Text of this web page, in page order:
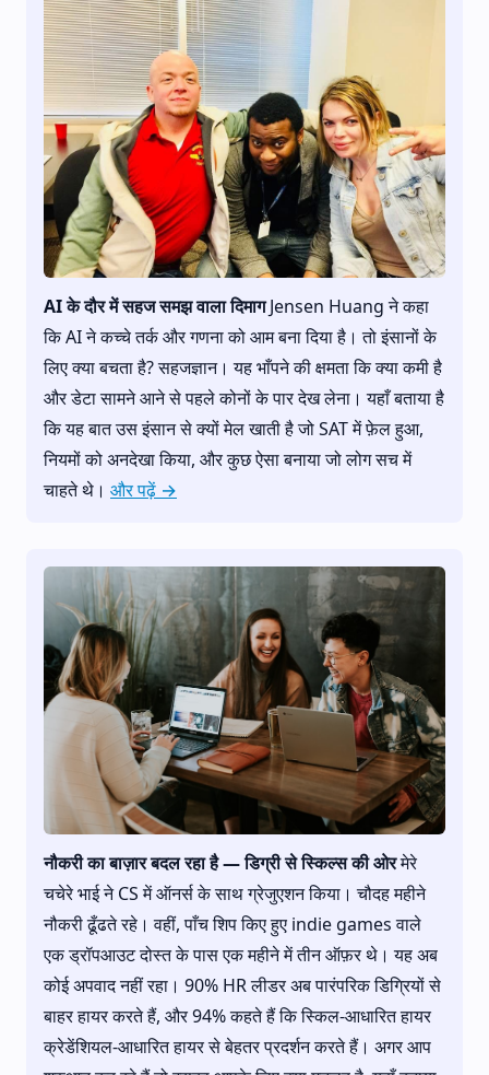
AI के दौर में सहज समझ वाला दिमागJensen Huang ने कहा
कि AI ने कच्चे तर्क और गणना को आम बना दिया है। तो इंसानों के
लिए क्या बचता है? सहजज्ञान। यह भाँपने की क्षमता कि क्या कमी है
और डेटा सामने आने से पहले कोनों के पार देख लेना। यहाँ बताया है
कि यह बात उस इंसान से क्यों मेल खाती है जो SAT में फ़ेल हुआ,
नियमों को अनदेखा किया, और कुछ ऐसा बनाया जो लोग सच में
चाहते थे। और पढ़ें →
नौकरी का बाज़ार बदल रहा है — डिग्री से स्किल्स की ओरमेरे
चचेरे भाई ने CS में ऑनर्स के साथ ग्रेजुएशन किया। चौदह महीने
नौकरी ढूँढते रहे। वहीं, पाँच शिप किए हुए indie games वाले
एक ड्रॉपआउट दोस्त के पास एक महीने में तीन ऑफ़र थे। यह अब
कोई अपवाद नहीं रहा। 90% HR लीडर अब पारंपरिक डिग्रियों से
बाहर हायर करते हैं, और 94% कहते हैं कि स्किल-आधारित हायर
क्रेडेंशियल-आधारित हायर से बेहतर प्रदर्शन करते हैं। अगर आप